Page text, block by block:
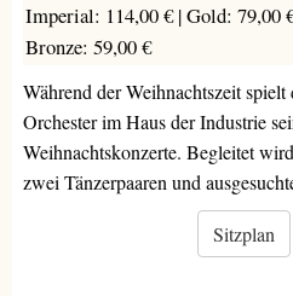
Imperial: 114,00 € |Gold: 79,00
Bronze: 59,00 €
Während der Weihnachtszeit spielt
Orchester im Haus der Industrie
Weihnachtskonzerte. Begleitet
zwei Tänzerpaaren und
Sitzplan